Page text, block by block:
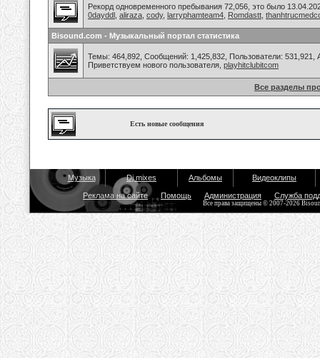
Рекорд одновременного пребывания 72,056, это было
0dayddl aliraza cody, larryphamteam4 Romdastt
Bisound.com - Музыкальный портал статистика
Темы: 464,892, Сообщений: 1,425,832, Пользователи: 531,921,
Приветствуем нового пользователя, playhitclubitcom
Все разделы
Есть новые сообщения
Музыка Dj mixes Альбомы Видеоклипы
Реклама на сайте Помощь Администрация Служба
Все права защищены © 2007-2026